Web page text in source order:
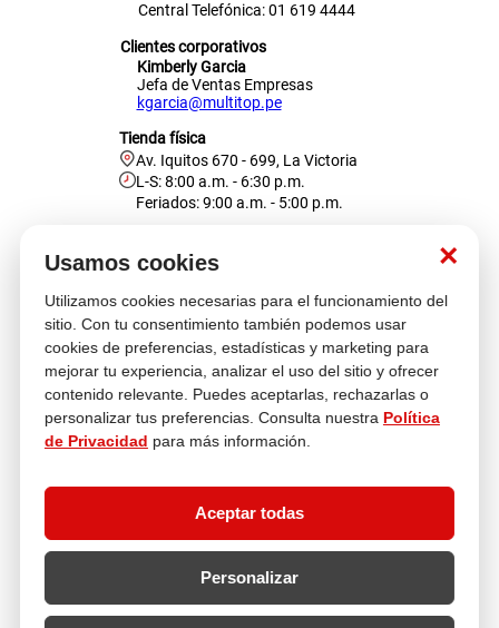
×
Usamos cookies
Utilizamos cookies necesarias para el funcionamiento del
sitio. Con tu consentimiento también podemos usar
cookies de preferencias, estadísticas y marketing para
mejorar tu experiencia, analizar el uso del sitio y ofrecer
contenido relevante. Puedes aceptarlas, rechazarlas o
personalizar tus preferencias. Consulta nuestra Política
de Privacidad para más información.
Aceptar todas
Personalizar
Central Telefónica: 01 619 4444
Clientes corporativos
Kimberly Garcia
Jefa de Ventas Empresas
kgarcia@multitop.pe
Tienda física
Av. Iquitos 670 - 699, La Victoria
L-S: 8:00 a.m. - 6:30 p.m.
Feriados: 9:00 a.m. - 5:00 p.m.
Atención al cliente
Descubre más